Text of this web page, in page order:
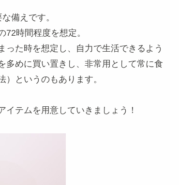
備えです。
時間程度を想定。
った時を想定し、自力で生活できるよう
多めに買い置きし、非常用として常に食
というのもあります。
テムを用意していきましょう！